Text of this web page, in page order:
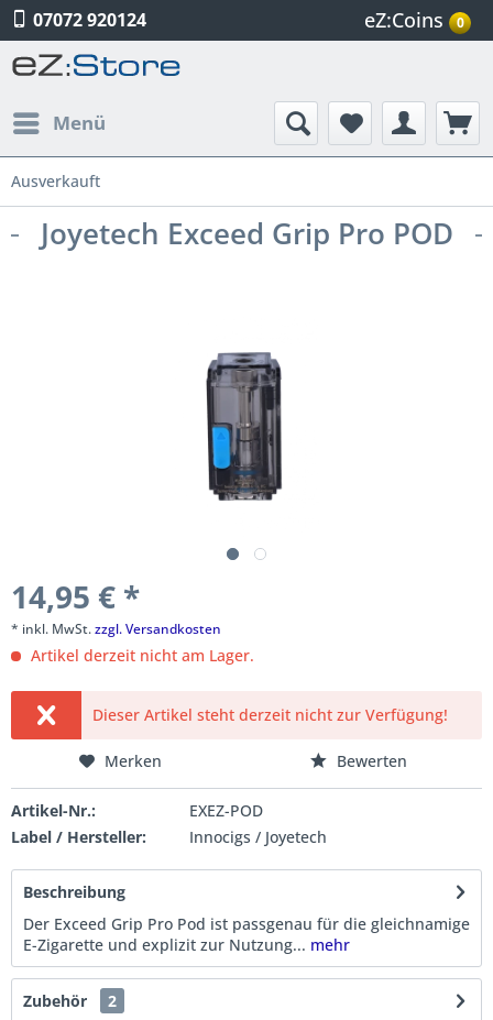
07072 920124 eZ:Coins 0
Menü
Ausverkauft
Joyetech Exceed Grip Pro POD
14,95 € *
* inkl. MwSt.zzgl. Versandkosten
Artikel derzeit nicht am Lager.
Dieser Artikel steht derzeit nicht zur Verfügung!
Merken Bewerten
Artikel-Nr.:
EXEZ-POD
Label / Hersteller:
Innocigs / Joyetech
Beschreibung
Der Exceed Grip Pro Pod ist passgenau für die gleichnamige
E-Zigarette und explizit zur Nutzung... mehr
Zubehör
2